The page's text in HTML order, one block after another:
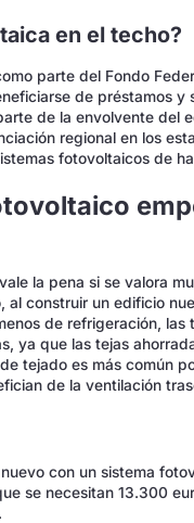
en el techo?
parte del Fondo
de préstamos y
de la envolvente del
regional en los
fotovoltaicos de
la pena si se valora
construir un edificio
de refrigeración,
ya que las tejas
tejado es más común
de la ventilación
con un sistema
se necesitan 13.300